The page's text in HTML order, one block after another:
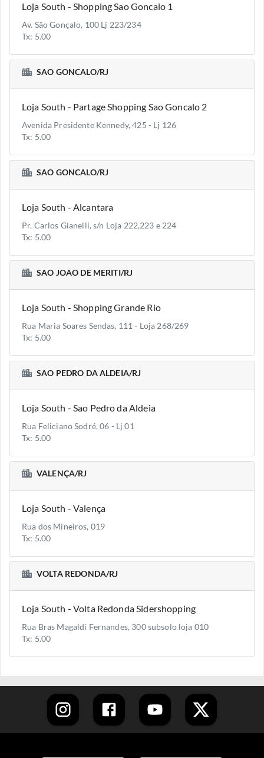
Loja South - Shopping Sao Goncalo 1
Av. São Gonçalo, 100 Lj 223/234
Tx: 5.00
SAO GONCALO/RJ
Loja South - Partage Shopping Sao Goncalo 2
Avenida Presidente Kennedy, 425 - Lj 126
Tx: 5.00
SAO GONCALO/RJ
Loja South - Alcantara
Pr. Carlos Gianelli, s/n Loja 222,223 e 224
Tx: 5.00
SAO JOAO DE MERITI/RJ
Loja South - Shopping Grande Rio
Rua Maria Soares Sendas, 111 - Loja 268/269
Tx: 5.00
SAO PEDRO DA ALDEIA/RJ
Loja South - Sao Pedro da Aldeia
Rua Feliciano Sodré, 06 - Lj 01
Tx: 5.00
VALENÇA/RJ
Loja South - Valença
Rua dos Mineiros, 019
Tx: 5.00
VOLTA REDONDA/RJ
Loja South - Volta Redonda Sidershopping
Rua Bras Magaldi Fernandes, 300 subsolo loja 010
Tx: 5.00